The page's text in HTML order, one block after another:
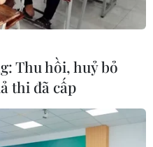
trong bối cảnh Nga cáo
đột tại đây.
Thu hồi, huỷ bỏ
thi đã cấp